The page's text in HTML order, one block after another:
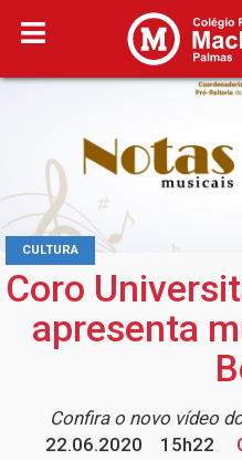
CULTURA
Coro
apresenta
Confira o novo vídeo
22.06.2020
15h22